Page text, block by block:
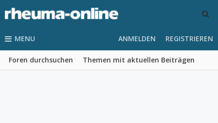
MENU
Foren durchsuchen Themen mit aktuellen Beiträgen
ANMELDEN REGISTRIEREN